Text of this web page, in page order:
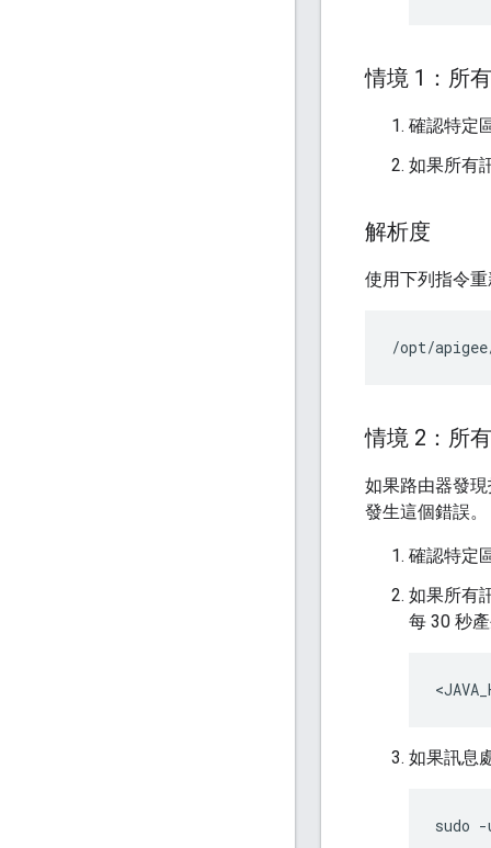
情境 1：所
確認特定
如果所有
解析度
使用下列指令
/opt/
情境 2：所
如果路由器發
發生這個錯誤。
確認特定
如果所有
每 30 秒
如果訊息
sudo